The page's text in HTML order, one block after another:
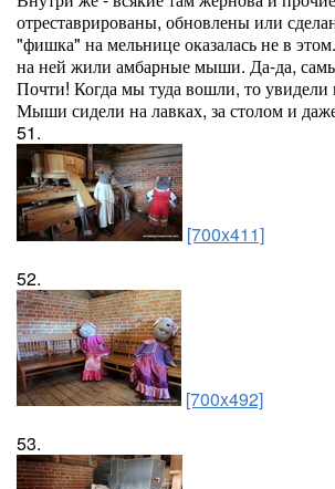
отреставрированы, обновлены или
"фишка" на мельнице оказалась не в
на ней жили амбарные мыши. Да-да,
Почти! Когда мы туда вошли, то увидели
Мыши сидели на лавках, за столом и
51.
[700x411]
52.
[700x492]
53.